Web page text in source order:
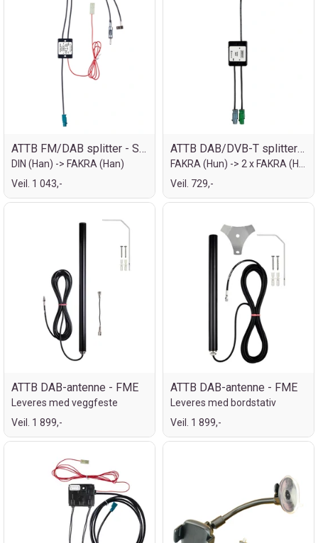
ATTB FM/DAB splitter - SMB
DIN (Han) -> FAKRA (Han)
Veil. 1 043,-
ATTB DAB/DVB-T splitter - FAK
Veil. 729,-
ATTB DAB-antenne - FME
Leveres med veggfeste
Veil. 1 899,-
ATTB DAB-antenne - FME
Leveres med bordstativ
Veil. 1 899,-